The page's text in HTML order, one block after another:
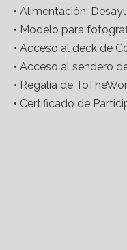
• Alimentación:
• Modelo para
• Acceso al deck de
• Acceso al sendero
• Regalía de
• Certificado de